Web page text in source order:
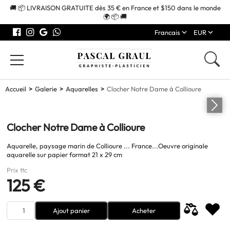
🚚 📦 LIVRAISON GRATUITE dès 35 € en France et $150 dans le monde
🌍 📦 🚚
Francais
EUR
Accueil Galerie Aquarelles Clocher Notre Dame à Collioure
Clocher Notre Dame à Collioure
Aquarelle, paysage marin de Collioure ... France...Oeuvre originale
aquarelle sur papier format 21 x 29 cm
Prix ttc
125 €
Ajout panier Acheter